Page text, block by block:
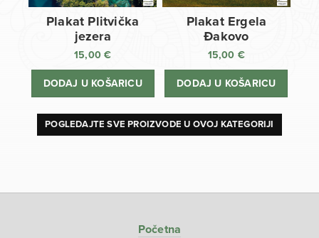
Plakat Plitvička
jezera
15,00€
DODAJ U KOŠARICU
Plakat Ergela
Đakovo
15,00 €
DODAJ U KOŠARICU
POGLEDAJTE SVE PROIZVODE U OVOJ KATEGORIJI
Početna